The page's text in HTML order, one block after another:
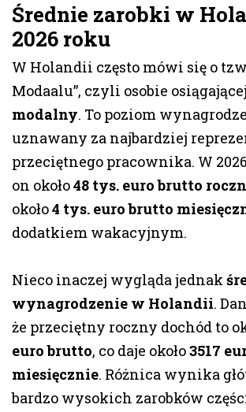
Średnie zarobki w
2026 roku
W Holandii często mówi się o
Modaalu”, czyli osobie osiągającej
modalny. To poziom
uznawany za najbardziej
przeciętnego pracownika. W
on około48 tys. euro brutto
około4 tys. euro brutto
dodatkiem wakacyjnym.
Nieco inaczej wygląda jednak
wynagrodzenie w Holandii.
że przeciętny roczny dochód to
euro brutto, co daje około3517
miesięcznie. Różnica wynika
bardzo wysokich zarobków